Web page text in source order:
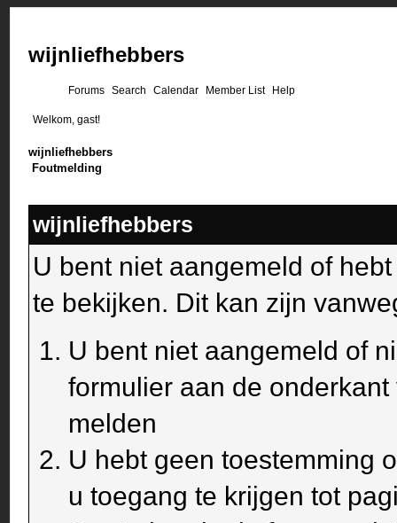
wijnliefhebbers
Forums Search Calendar Member List Help
Welkom, gast!
wijnliefhebbers
Foutmelding
wijnliefhebbers
U bent niet aangemeld of
te bekijken. Dit kan zijn
U bent niet aangemeld of
formulier aan de
melden
U hebt geen toestemming
u toegang te krijgen tot